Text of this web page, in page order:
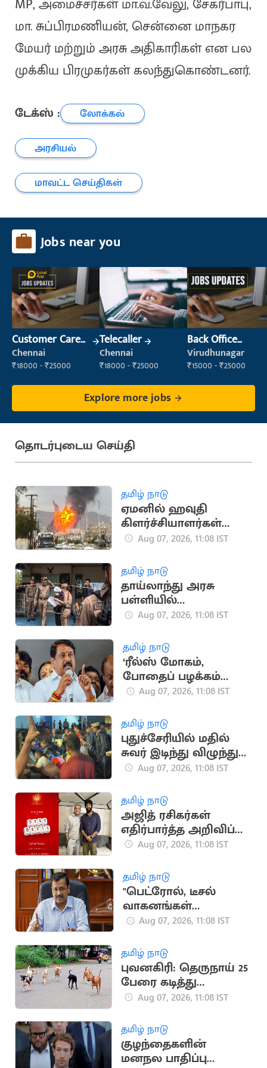
MP, அமைச்சர்கள் மா.வ.வேலு, சேகர்பாபு,
மா. சுப்பிரமணியன், சென்னை மாநகர
மேயர் மற்றும் அரசு அதிகாரிகள் என பல
முக்கிய பிரமுகர்கள் கலந்துகொண்டனர்.
டேக்ஸ் :
லோக்கல்
அரசியல்
மாவட்ட செய்திகள்
Jobs near you
Customer Care
Executive
Chennai
₹18000 - ₹25000
Telecaller
Chennai
₹18000 - ₹25000
Back Office
Executive
(Administration)
Virudhunagar
₹15000 - ₹25000
Explore more jobs
தொடர்புடைய செய்தி
தமிழ் நாடு
ஏமனில் ஹவுதி
கிளர்ச்சியாளர்கள்
தாக்குதல்..
30 பேர் பலி
Aug 07, 2026, 11:08 IST
தமிழ் நாடு
தாய்லாந்து அரசு
பள்ளியில்
துப்பாக்கிசூடு நடத்திய
Aug 07, 2026, 11:08 IST
தமிழ் நாடு
‘ரீல்ஸ் மோகம்,
போதைப் பழக்கம்
காரணமாக வன்முறை
குற்றச்சாட்டு
Aug 07, 2026, 11:08 IST
தமிழ் நாடு
புதுச்சேரியில் மதில்
சுவர் இடிந்து விழுந்து
முதியவர் பலி.. 2 பேர்
Aug 07, 2026, 11:08 IST
தமிழ் நாடு
அஜித் ரசிகர்கள்
எதிர்பார்த்த அறிவிப்பு..
‘டேர்டெவில்’
தொடக்கம்
Aug 07, 2026, 11:08 IST
தமிழ் நாடு
"பெட்ரோல், டீசல்
வாகனங்கள்
வாங்குவதை மக்கள்
கெஜ்ரிவால்
Aug 07, 2026, 11:08 IST
தமிழ் நாடு
புவனகிரி: தெருநாய் 25
பேரை கடித்து
குதறியது!
Aug 07, 2026, 11:08 IST
தமிழ் நாடு
குழந்தைகளின்
மனநல பாதிப்பு